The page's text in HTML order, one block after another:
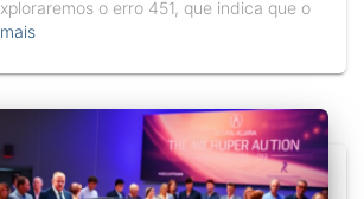
o erro 451, que indica que o